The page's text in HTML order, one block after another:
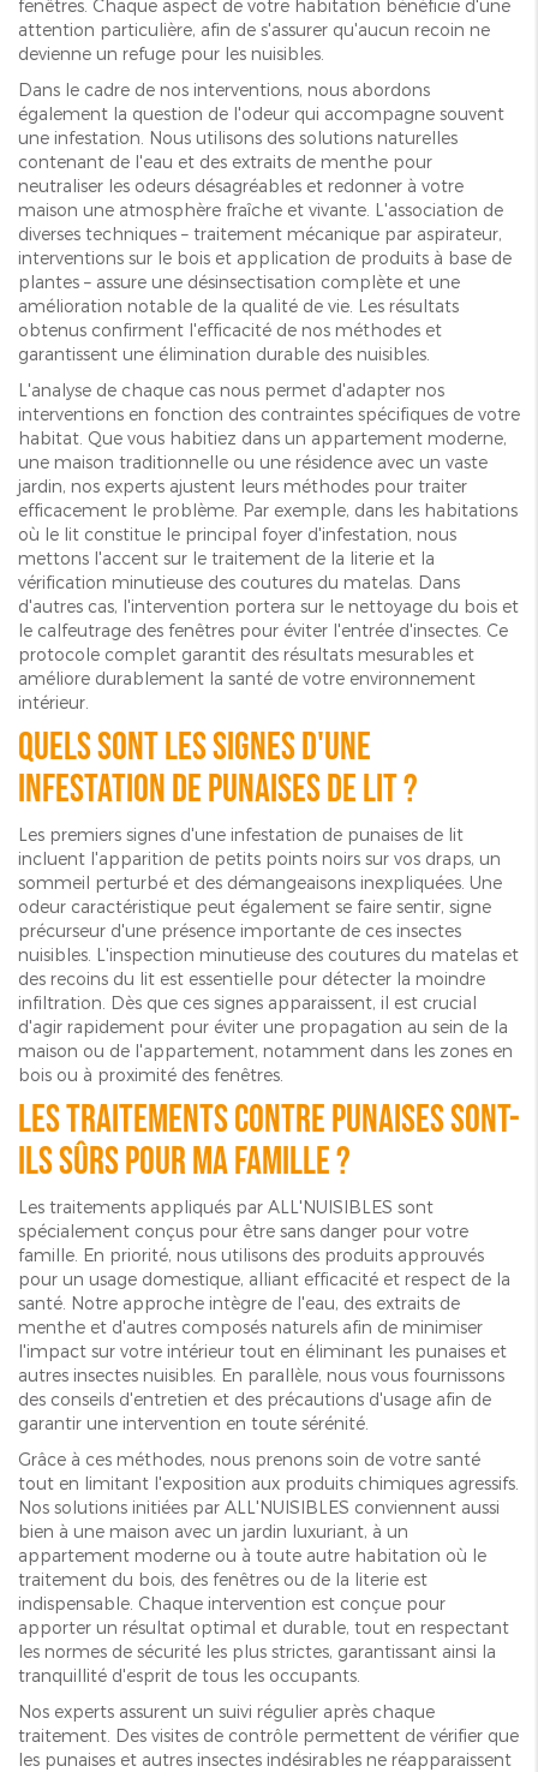
fenêtres. Chaque aspect de votre habitation bénéficie d'une
attention particulière, afin de s'assurer qu'aucun recoin ne
devienne un refuge pour les nuisibles.
Dans le cadre de nos interventions, nous abordons
également la question de l'odeur qui accompagne souvent
une infestation. Nous utilisons des solutions naturelles
contenant de l'eau et des extraits de menthe pour
neutraliser les odeurs désagréables et redonner à votre
maison une atmosphère fraîche et vivante. L'association de
diverses techniques – traitement mécanique par aspirateur,
interventions sur le bois et application de produits à base de
plantes – assure une désinsectisation complète et une
amélioration notable de la qualité de vie. Les résultats
obtenus confirment l'efficacité de nos méthodes et
garantissent une élimination durable des nuisibles.
L'analyse de chaque cas nous permet d'adapter nos
interventions en fonction des contraintes spécifiques de votre
habitat. Que vous habitiez dans un appartement moderne,
une maison traditionnelle ou une résidence avec un vaste
jardin, nos experts ajustent leurs méthodes pour traiter
efficacement le problème. Par exemple, dans les habitations
où le lit constitue le principal foyer d'infestation, nous
mettons l'accent sur le traitement de la literie et la
vérification minutieuse des coutures du matelas. Dans
d'autres cas, l'intervention portera sur le nettoyage du bois et
le calfeutrage des fenêtres pour éviter l'entrée d'insectes. Ce
protocole complet garantit des résultats mesurables et
améliore durablement la santé de votre environnement
intérieur.
Quels sont les signes d'une
infestation de punaises de lit ?
Les premiers signes d'une infestation de punaises de lit
incluent l'apparition de petits points noirs sur vos draps, un
sommeil perturbé et des démangeaisons inexpliquées. Une
odeur caractéristique peut également se faire sentir, signe
précurseur d'une présence importante de ces insectes
nuisibles. L'inspection minutieuse des coutures du matelas et
des recoins du lit est essentielle pour détecter la moindre
infiltration. Dès que ces signes apparaissent, il est crucial
d'agir rapidement pour éviter une propagation au sein de la
maison ou de l'appartement, notamment dans les zones en
bois ou à proximité des fenêtres.
Les traitements contre punaises sont-
ils sûrs pour ma famille ?
Les traitements appliqués par ALL'NUISIBLES sont
spécialement conçus pour être sans danger pour votre
famille. En priorité, nous utilisons des produits approuvés
pour un usage domestique, alliant efficacité et respect de la
santé. Notre approche intègre de l'eau, des extraits de
menthe et d'autres composés naturels afin de minimiser
l'impact sur votre intérieur tout en éliminant les punaises et
autres insectes nuisibles. En parallèle, nous vous fournissons
des conseils d'entretien et des précautions d'usage afin de
garantir une intervention en toute sérénité.
Grâce à ces méthodes, nous prenons soin de votre santé
tout en limitant l'exposition aux produits chimiques agressifs.
Nos solutions initiées par ALL'NUISIBLES conviennent aussi
bien à une maison avec un jardin luxuriant, à un
appartement moderne ou à toute autre habitation où le
traitement du bois, des fenêtres ou de la literie est
indispensable. Chaque intervention est conçue pour
apporter un résultat optimal et durable, tout en respectant
les normes de sécurité les plus strictes, garantissant ainsi la
tranquillité d'esprit de tous les occupants.
Nos experts assurent un suivi régulier après chaque
traitement. Des visites de contrôle permettent de vérifier que
les punaises et autres insectes indésirables ne réapparaissent